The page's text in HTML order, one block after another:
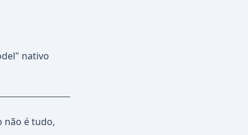
nativo
não é tudo,